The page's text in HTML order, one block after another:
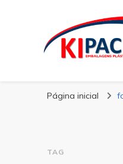
Página inicial
TAG